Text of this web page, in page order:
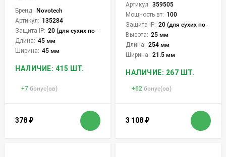
Бренд: Novotech
Артикул: 135284
Защита IP: 20 (для сухих пом.)
Длина: 45 мм
Ширина: 45 мм
НАЛИЧИЕ: 415 ШТ.
+7 бонус(ов)
378 ₽
Артикул: 359505
Мощность вт: 100
Защита IP: 20 (для сухих пом.)
Высота: 25 мм
Длина: 254 мм
Ширина: 21.5 мм
НАЛИЧИЕ: 267 ШТ.
+62 бонус(ов)
3 108 ₽